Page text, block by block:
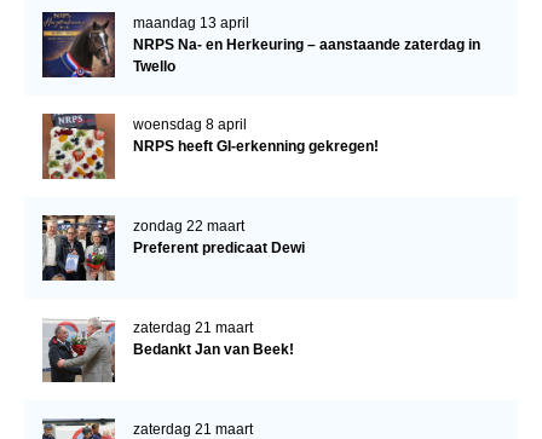
maandag 13 april
NRPS Na- en Herkeuring – aanstaande zaterdag in
Twello
woensdag 8 april
NRPS heeft GI-erkenning gekregen!
zondag 22 maart
Preferent predicaat Dewi
zaterdag 21 maart
Bedankt Jan van Beek!
zaterdag 21 maart